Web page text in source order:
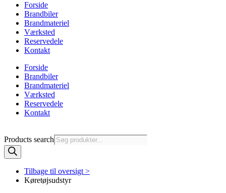
Forside
Brandbiler
Brandmateriel
Værksted
Reservedele
Kontakt
Forside
Brandbiler
Brandmateriel
Værksted
Reservedele
Kontakt
Products search
Tilbage til oversigt >
Køretøjsudstyr